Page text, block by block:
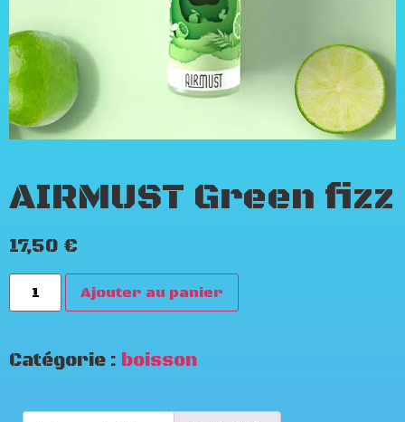
AIRMUST Green fizz
17,50 €
Ajouter au panier
Catégorie : boisson